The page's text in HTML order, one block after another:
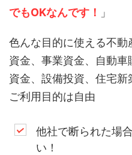
でもOKなんです！
」
色んな目的に使える不
資金、事業資金、自動
資金、設備投資、住宅
ご利用目的は自由
他社で断られた場
い！